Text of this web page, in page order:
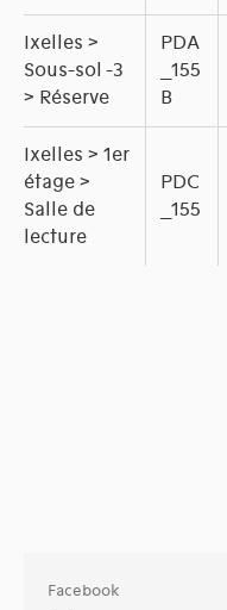
Ixelles >
Sous-sol -3
> Réserve
PDA
_155
B
Ixelles > 1er
étage >
Salle de
lecture
PDC
_155
Facebook